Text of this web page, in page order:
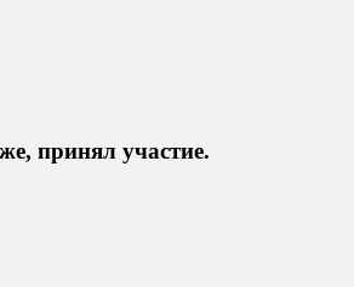
принял участие.